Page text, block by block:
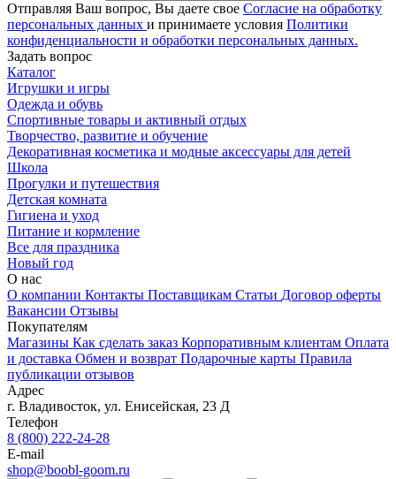
Отправляя Ваш вопрос, Вы даете свое Согласие на обработку
персональных данных и принимаете условия Политики
конфиденциальности и обработки персональных данных.
Задать вопрос
Каталог
Игрушки и игры
Одежда и обувь
Спортивные товары и активный отдых
Творчество, развитие и обучение
Декоративная косметика и модные аксессуары для детей
Школа
Прогулки и путешествия
Детская комната
Гигиена и уход
Питание и кормление
Все для праздника
Новый год
О нас
О компании Контакты Поставщикам Статьи Договор оферты
Вакансии Отзывы
Покупателям
Магазины Как сделать заказ Корпоративным клиентам Оплата
и доставка Обмен и возврат Подарочные карты Правила
публикации отзывов
Адрес
г. Владивосток, ул. Енисейская, 23 Д
Телефон
8 (800) 222-24-28
E-mail
shop@boobl-goom.ru